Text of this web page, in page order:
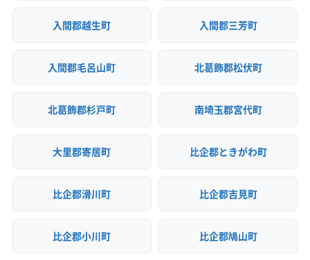
入間郡越生町 入間郡三芳町
入間郡毛呂山町 北葛飾郡松伏町
北葛飾郡杉戸町 南埼玉郡宮代町
大里郡寄居町 比企郡ときがわ町
比企郡滑川町 比企郡吉見町
比企郡小川町 比企郡鳩山町